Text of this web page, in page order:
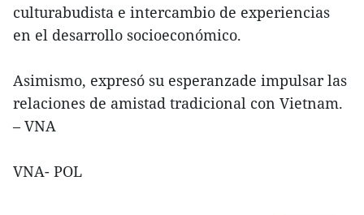
culturabudista e intercambio de experiencias
en el desarrollo socioeconómico.
Asimismo, expresó su esperanzade impulsar las
relaciones de amistad tradicional con Vietnam.
– VNA
VNA- POL